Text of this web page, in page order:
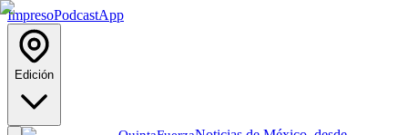
ImpresoPodcastApp
Edición